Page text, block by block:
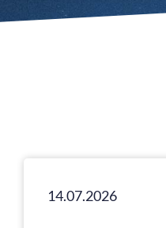
14.07.2026